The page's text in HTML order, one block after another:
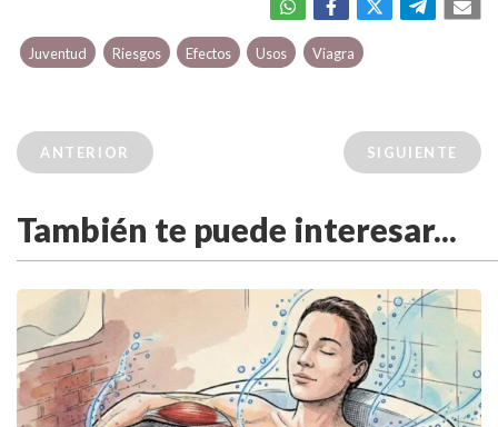
Juventud Riesgos Efectos Usos Viagra
ANTERIOR SIGUIENTE
También te puede interesar...